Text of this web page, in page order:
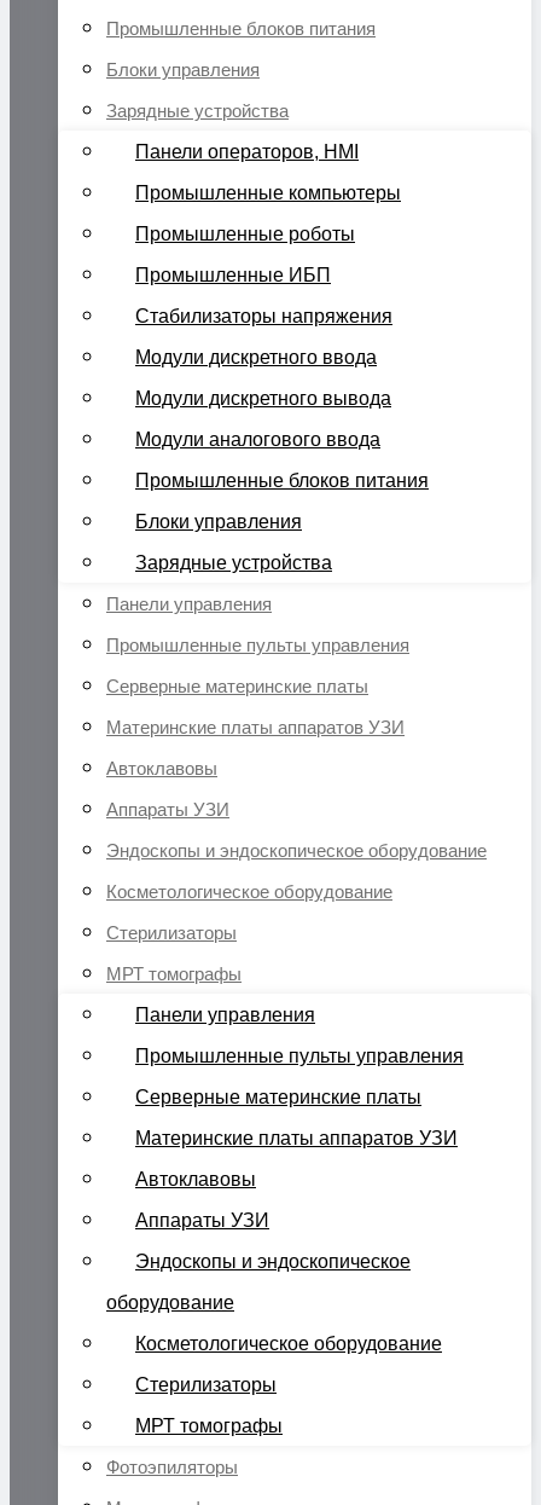
Промышленные блоков питания
Блоки управления
Зарядные устройства
Панели операторов, HMI
Промышленные компьютеры
Промышленные роботы
Промышленные ИБП
Стабилизаторы напряжения
Модули дискретного ввода
Модули дискретного вывода
Модули аналогового ввода
Промышленные блоков питания
Блоки управления
Зарядные устройства
Панели управления
Промышленные пульты управления
Серверные материнские платы
Материнские платы аппаратов УЗИ
Автоклавовы
Аппараты УЗИ
Эндоскопы и эндоскопическое оборудование
Косметологическое оборудование
Стерилизаторы
МРТ томографы
Панели управления
Промышленные пульты управления
Серверные материнские платы
Материнские платы аппаратов УЗИ
Автоклавовы
Аппараты УЗИ
Эндоскопы и эндоскопическое
оборудование
Косметологическое оборудование
Стерилизаторы
МРТ томографы
Фотоэпиляторы